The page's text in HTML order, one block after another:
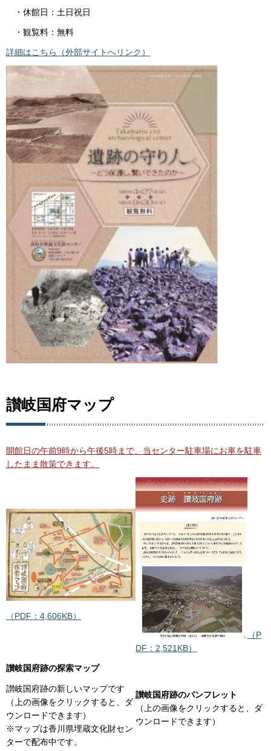
・休館日：土日祝日
・観覧料：無料
詳細はこちら（外部サイトへリンク）
讃岐国府マップ
開館日の午前9時から午後5時まで、当センター駐車場にお車を駐車
したまま散策できます。
（PDF：4,606KB）
（P
DF：2,521KB）
讃岐国府跡の探索マップ
讃岐国府跡の新しいマップです
（上の画像をクリックすると、ダ
ウンロードできます）
※マップは香川県埋蔵文化財セン
ターで配布中です。
讃岐国府跡のパンフレット
（上の画像をクリックすると、ダ
ウンロードできます）